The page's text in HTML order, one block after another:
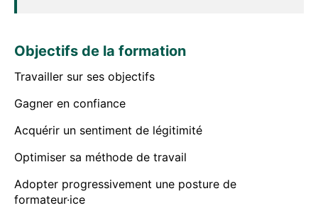
Objectifs de la formation
Travailler sur ses objectifs
Gagner en confiance
Acquérir un sentiment de légitimité
Optimiser sa méthode de travail
Adopter progressivement une posture de
formateur·ice